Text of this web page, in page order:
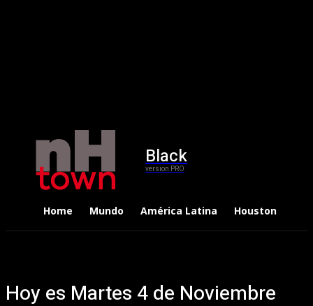
Black
version PRO
Home Mundo América Latina Houston
Hoy es Martes 4 de Noviembre